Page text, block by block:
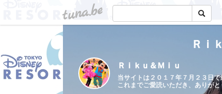
tuna.be
Ｒｉ
Ｒｉｋｕ＆Ｍｉｕ
当サイトは２０１７年７月２３日
これまでご愛読いただき、ありが